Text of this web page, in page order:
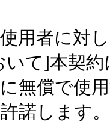
用者に対
いて]本契
無償で使
諾します